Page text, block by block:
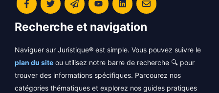
Recherche et navigation
Naviguer sur Juristique® est simple. Vous pouvez suivre le
plan du site ou utilisez notre barre de recherche 🔍 pour
trouver des informations spécifiques. Parcourez nos
catégories thématiques et explorez nos guides pratiques